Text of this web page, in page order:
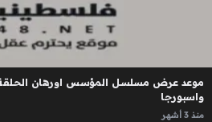
واسبورجا
منذ 3 أشهر